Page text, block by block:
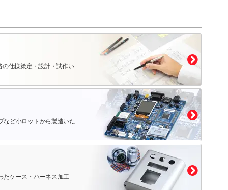
仕様策定・設計・試作い
など小ロットから製造いた
たケース・ハーネス加工